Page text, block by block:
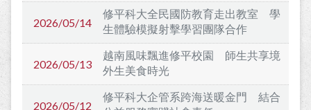
2026/05/14
修平科大全民國防教育走出教室 學
生體驗模擬射擊學習團隊合作
2026/05/13
越南風味飄進修平校園 師生共享境
外生美食時光
2026/05/12
修平科大企管系跨海送暖金門 結合